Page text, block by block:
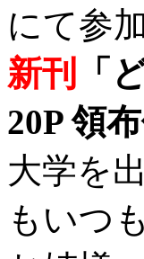
にて参
新刊
「
20P 領
大学を
もいつ